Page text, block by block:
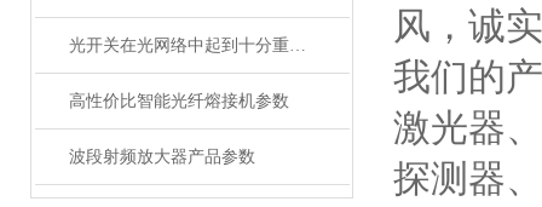
光开关在光网络中起到十分重要的作用
高性价比智能光纤熔接机参数
波段射频放大器产品参数
风，诚
我们的
激光器
探测器